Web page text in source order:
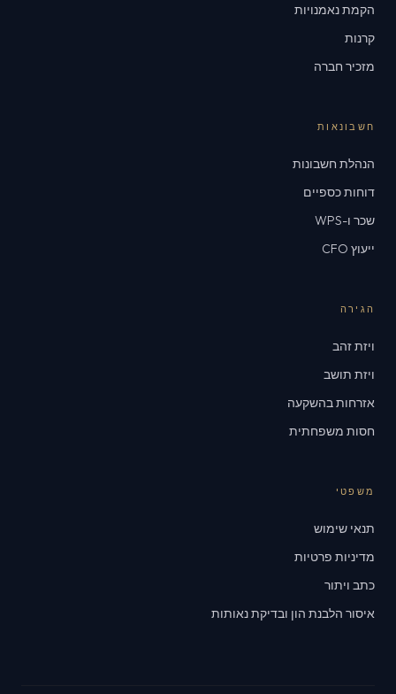
הקמת נאמנויות
קרנות
מזכיר חברה
חשבונאות
הנהלת חשבונות
דוחות כספיים
שכר ו-WPS
ייעוץ CFO
הגירה
ויזת זהב
ויזת תושב
אזרחות בהשקעה
חסות משפחתית
משפטי
תנאי שימוש
מדיניות פרטיות
כתב ויתור
איסור הלבנת הון ובדיקת נאותות